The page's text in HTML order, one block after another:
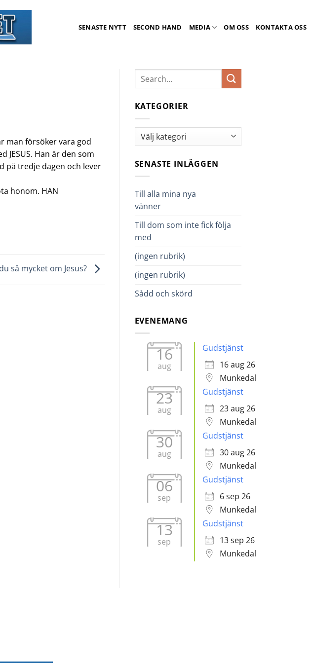
SENASTE NYTT SECOND HAND MEDIA OM OSS KONTAKTA OSS
man försöker vara god
JESUS. Han är den som
på tredje dagen och lever
honom. HAN
så mycket om Jesus?
KATEGORIER
Kategorier
SENASTE INLÄGGEN
Till alla mina nya
vänner
Till dom som inte fick följa
med
(ingen rubrik)
(ingen rubrik)
Sådd och skörd
EVENEMANG
16
aug
Gudstjänst
16 aug 26
Munkedal
23
aug
Gudstjänst
23 aug 26
Munkedal
30
aug
Gudstjänst
30 aug 26
Munkedal
06
sep
Gudstjänst
6 sep 26
Munkedal
13
sep
Gudstjänst
13 sep 26
Munkedal